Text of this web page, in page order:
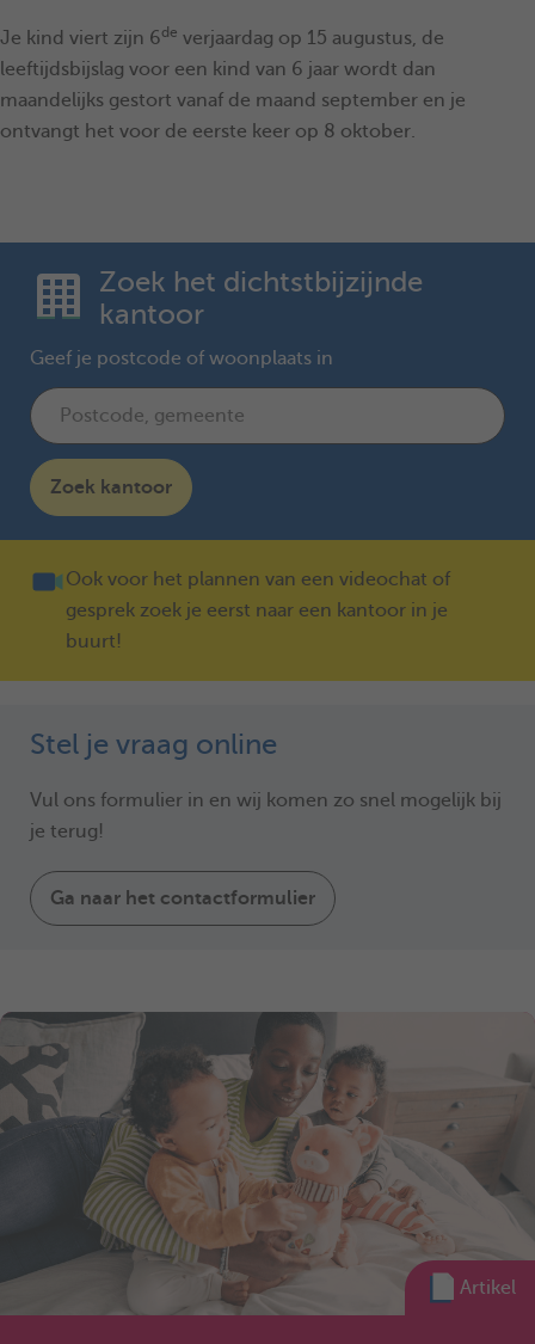
Je kind viert zijn 6de verjaardag op 15 augustus, de
leeftijdsbijslag voor een kind van 6 jaar wordt dan
maandelijks gestort vanaf de maand september en je
ontvangt het voor de eerste keer op 8 oktober.
Zoek het dichtstbijzijnde
kantoor
Geef je postcode of woonplaats in
Zoek kantoor
Ook voor het plannen van een videochat of
gesprek zoek je eerst naar een kantoor in je
buurt!
Stel je vraag online
Vul ons formulier in en wij komen zo snel mogelijk bij
je terug!
Ga naar het contactformulier
Artikel